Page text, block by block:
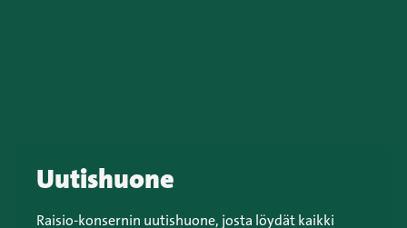
Uutishuone
Raisio-konsernin uutishuone, josta löydät kaikki